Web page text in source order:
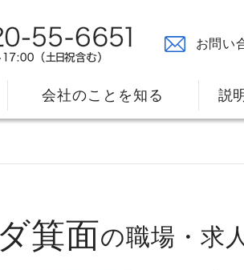
お問い
会社のことを知る 説
箕面の職場・求